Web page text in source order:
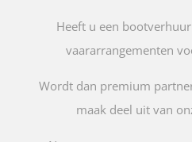
Heeft u een
vaararrangementen
Wordt dan premium
maak deel uit van